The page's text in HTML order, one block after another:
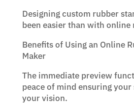
Designing custom rubber
been easier than with online
Benefits of Using an Online
Maker
The immediate preview
peace of mind ensuring
your vision.